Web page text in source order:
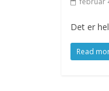
Det er
Read